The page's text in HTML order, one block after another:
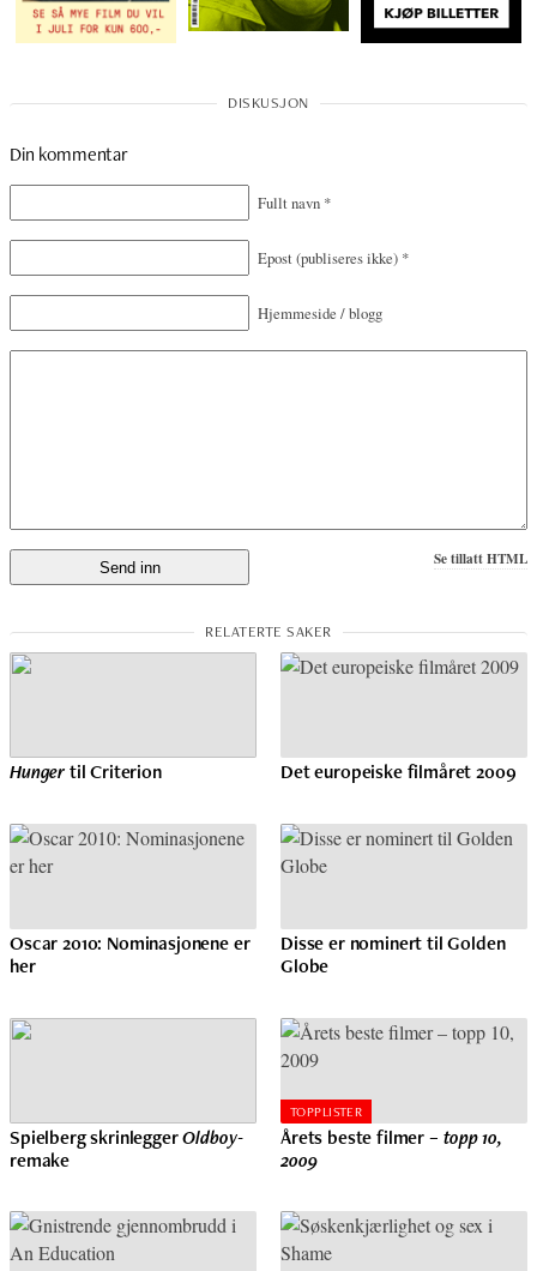
Din kommentar
Fullt navn *
Epost(publiseres ikke) *
Hjemmeside / blogg
Se tillatt HTML
Hungertil Criterion Det europeiske filmåret 2009
Oscar 2010: Nominasjonene er
her
Disse er nominert til Golden
Globe
Spielberg skrinleggerOldboy-
remake
TOPPLISTER
Årets beste filmer – topp 10,
2009